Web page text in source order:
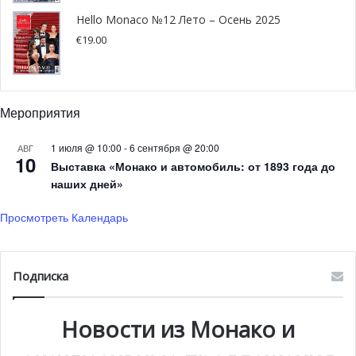
филиала.
Традиционный аукцион порадовал гостей своими
эксклюзивными лотами, позволив собрать 60 000 евро
на благотворительные цели Ассоциации. Позже на
вечере чек в 30 000 евро был вручен Филиппу Нармино
Господин Нармино выразил глубокую благодарность за
этот «жест солидарности». Другой чек на ту же сумму
Верховного комиссара ООН по делам беженцев,
Hello Monaco №12 Лето – Осень 2025
€19.00
Мероприятия
АВГ
10
1 июля @ 10:00 -6 сентября @ 20:00
Выставка «Монако и автомобиль: от 1893 года до
наших дней»
Просмотреть Календарь
Подписка
Новости из Монако и